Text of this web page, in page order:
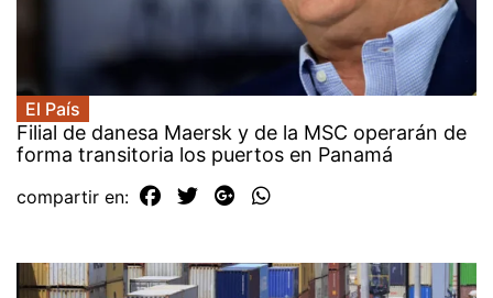
El País
Filial de danesa Maersk y de la MSC operarán de
forma transitoria los puertos en Panamá
compartir en: